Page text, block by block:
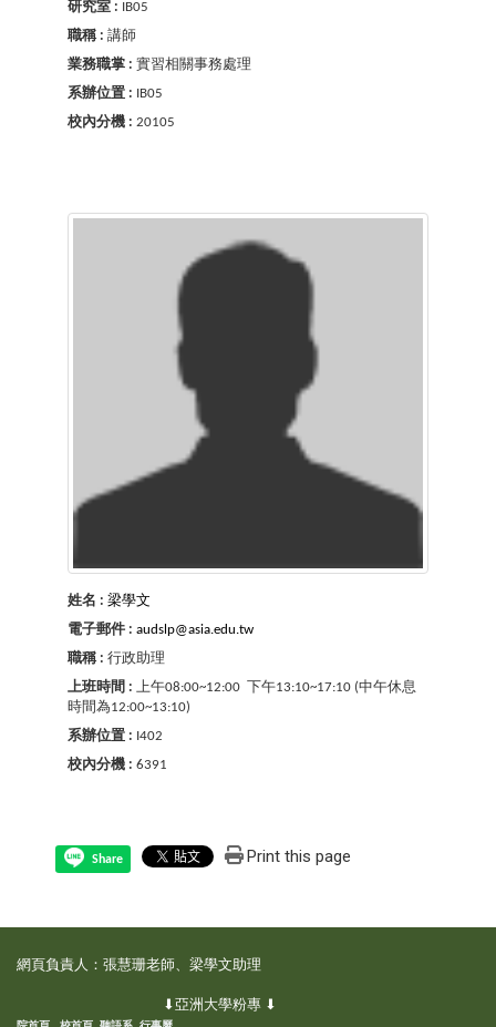
研究室 : IB05
職稱 : 講師
業務職掌 : 實習相關事務處理
系辦位置 : IB05
校內分機 : 20105
姓名 : 梁學文
電子郵件 : audslp@asia.edu.tw
職稱 : 行政助理
上班時間 :
上午08:00~12:00 下午13:10~17:10 (中午休息
時間為12:00~13:10)
系辦位置 : I402
校內分機 : 6391
Share Print this page
網頁負責人：張慧珊老師、梁學文助理
⬇亞洲大學粉專 ⬇